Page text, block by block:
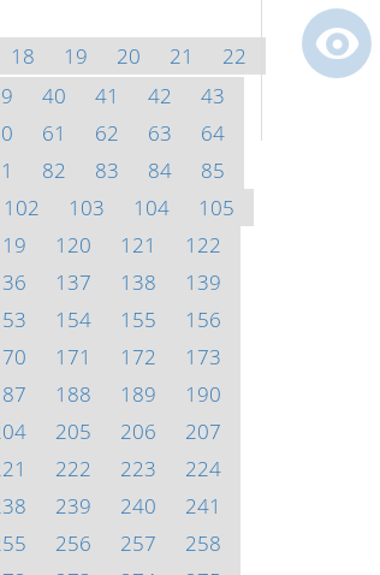
18 19 20 21
22
40 41 42
43
61 62 63
64
82 83 84
85
102 103 104
105
120 121
122
137 138
139
154 155
156
171 172
173
188 189
190
205 206
207
222 223
224
239 240
241
256 257
258